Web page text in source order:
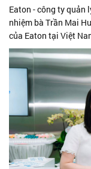
Eaton - công ty quản
nhiệm bà Trần Mai
của Eaton tại Việt